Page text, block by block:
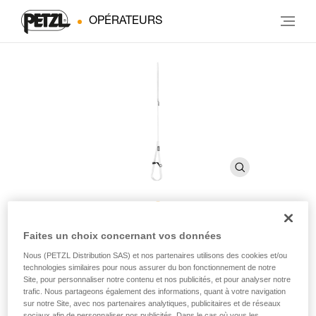
OPÉRATEURS
FOOTCORD
Pédale réglable en cordelette
La pédale réglable FOOTCORD s’utilise avec la poignée
Faites un choix concernant vos données
Nous (PETZL Distribution SAS) et nos partenaires utilisons des cookies et/ou
technologies similaires pour nous assurer du bon fonctionnement de notre
Site, pour personnaliser notre contenu et nos publicités, et pour analyser notre
trafic. Nous partageons également des informations, quant à votre navigation
sur notre Site, avec nos partenaires analytiques, publicitaires et de réseaux